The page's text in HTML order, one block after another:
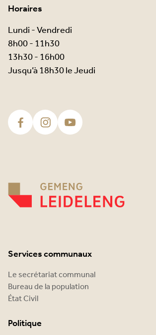
Horaires
Lundi - Vendredi
8h00 - 11h30
13h30 - 16h00
Jusqu’à 18h30 le Jeudi
Services communaux
Le secrétariat communal
Bureau de la population
État Civil
Politique